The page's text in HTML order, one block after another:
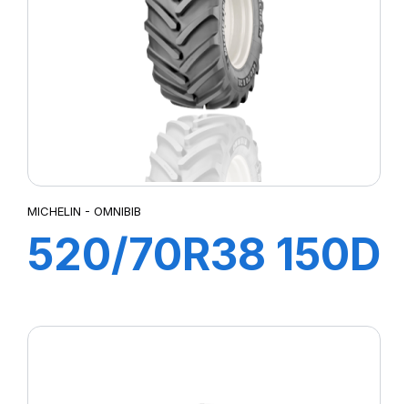
MICHELIN - OMNIBIB
520/70R38 150D